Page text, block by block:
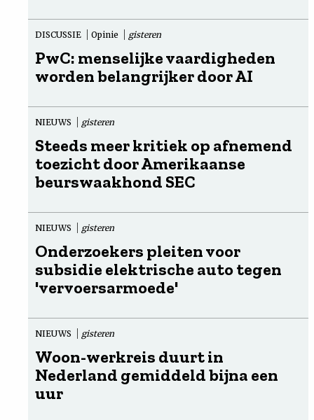
DISCUSSIE Opinie gisteren
PwC: menselijke vaardigheden
worden belangrijker door AI
NIEUWS gisteren
Steeds meer kritiek op afnemend
toezicht door Amerikaanse
beurswaakhond SEC
NIEUWS gisteren
Onderzoekers pleiten voor
subsidie elektrische auto tegen
'vervoersarmoede'
NIEUWS gisteren
Woon-werkreis duurt in
Nederland gemiddeld bijna een
uur